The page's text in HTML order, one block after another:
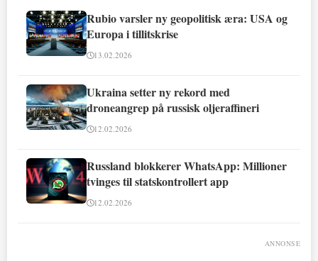
Rubio varsler ny geopolitisk æra: USA og
Europa i tillitskrise
13.02.2026
Ukraina setter ny rekord med
droneangrep på russisk oljeraffineri
12.02.2026
Russland blokkerer WhatsApp: Millioner
tvinges til statskontrollert app
12.02.2026
ANNONSE